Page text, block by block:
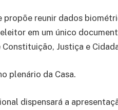
propõe reunir dados
em um único
Justiça e
plenário da Casa.
dispensará a